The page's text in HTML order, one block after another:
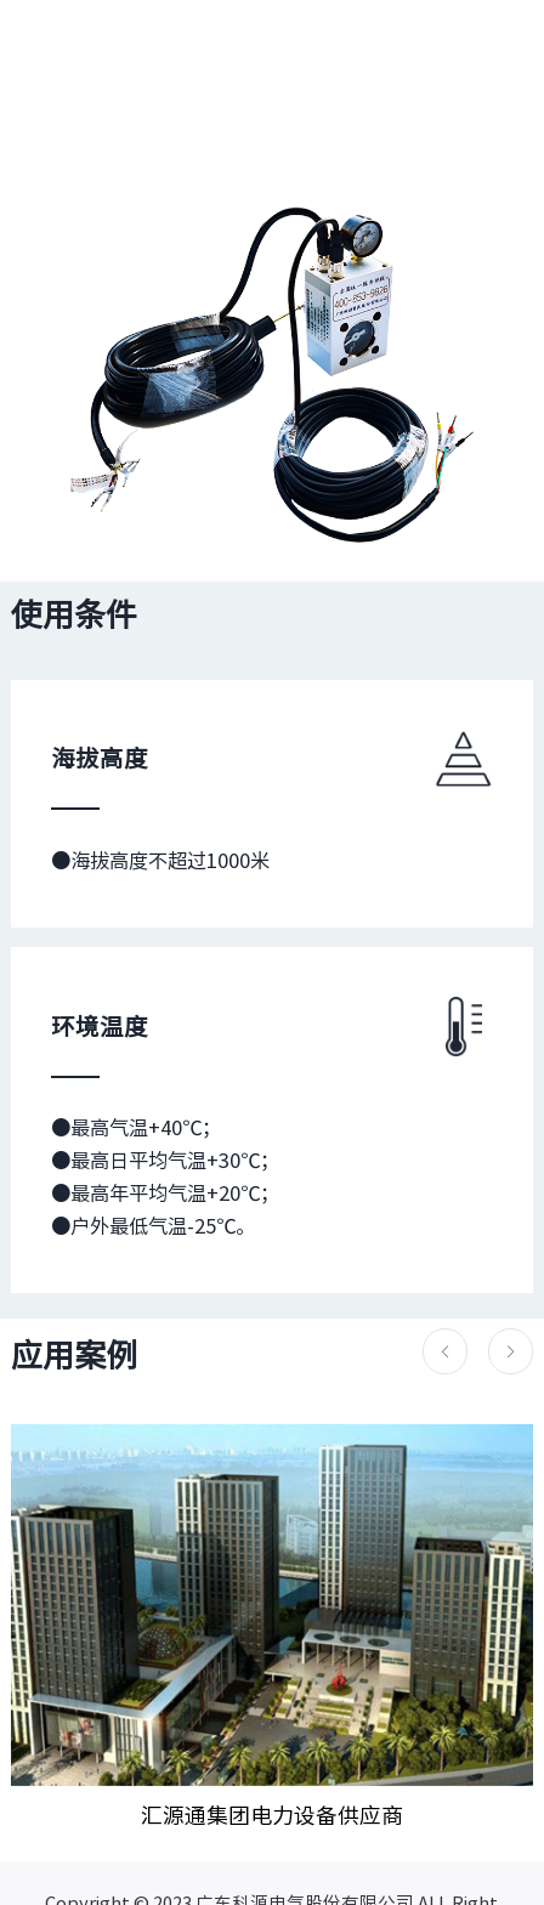
使用条件
海拔高度
●海拔高度不超过1000米
环境温度
●最高气温+40℃；
●最高日平均气温+30℃；
●最高年平均气温+20℃；
●户外最低气温-25℃。
应用案例
港珠澳大桥高低压配电工程